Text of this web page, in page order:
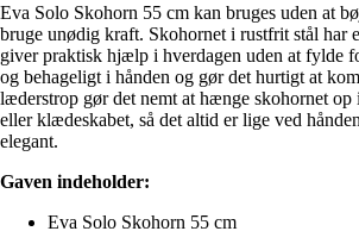
Eva Solo Skohorn 55 cm kan bruges uden at
bruge unødig kraft. Skohornet i rustfrit stål har
giver praktisk hjælp i hverdagen uden at fylde
og behageligt i hånden og gør det hurtigt at
læderstrop gør det nemt at hænge skohornet op
eller klædeskabet, så det altid er lige ved
elegant.
Gaven indeholder:
Eva Solo Skohorn 55 cm